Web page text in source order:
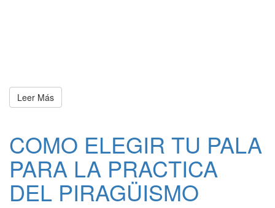
Leer Más
COMO ELEGIR TU PALA
PARA LA PRACTICA
DEL PIRAGÜISMO